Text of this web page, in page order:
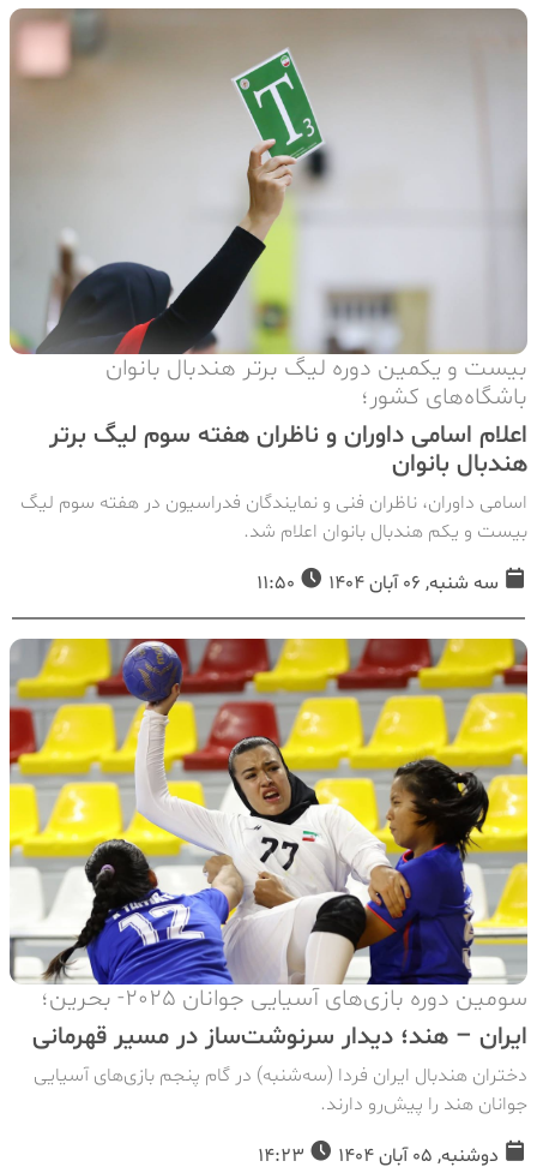
بیست و یکمین دوره لیگ برتر هندبال بانوان
باشگاه‌های کشور؛
اعلام اسامی داوران و ناظران هفته سوم لیگ برتر
هندبال بانوان
اسامی داوران، ناظران فنی و نمایندگان فدراسیون در هفته سوم لیگ
بیست و یکم هندبال بانوان اعلام شد.
سه شنبه, 06 آبان 1404
سومین دوره بازی‌های آسیایی جوانان 2025- بحرین؛
ایران – هند؛ دیدار سرنوشت‌ساز در مسیر قهرمانی
دختران هندبال ایران فردا (سه‌شنبه) در گام پنجم بازی‌های آسیایی
جوانان هند را پیش‌رو دارند.
دوشنبه, 05 آبان 1404